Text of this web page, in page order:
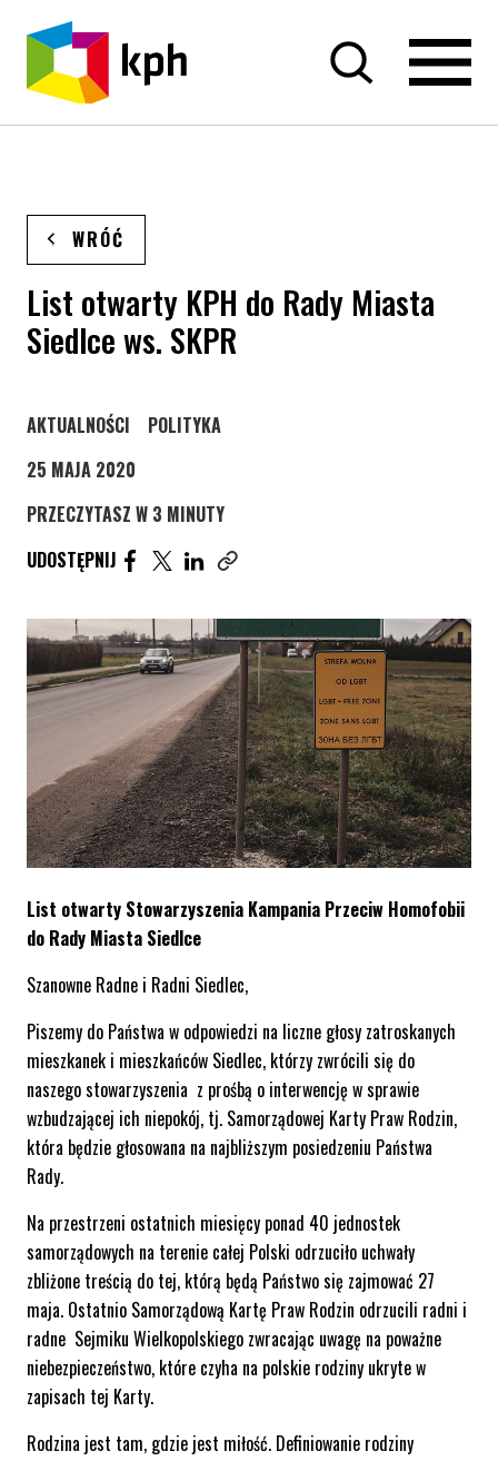
PRZEJDŹ DO TREŚCI
WRÓĆ
List otwarty KPH do Rady Miasta
Siedlce ws. SKPR
STRONA KATEGORII WPISÓW
AKTUALNOŚCI STRONA KATEGORII WPISÓW
POLITYKA
25 MAJA 2020
PRZECZYTASZ W 3 MINUTY
UDOSTĘPNIJ
UDOSTĘPNIJ ARTYKUŁ NA FACEBOOK. STRONA
UDOSTĘPNIJ ARTYKUŁ NA TWITTER.
UDOSTĘPNIJ ARTYKUŁ NA LINKEDIN.
List otwarty Stowarzyszenia Kampania Przeciw Homofobii
do Rady Miasta Siedlce
Szanowne Radne i Radni Siedlec,
Piszemy do Państwa w odpowiedzi na liczne głosy zatroskanych
mieszkanek i mieszkańców Siedlec, którzy zwrócili się do
naszego stowarzyszenia z prośbą o interwencję w sprawie
wzbudzającej ich niepokój, tj. Samorządowej Karty Praw Rodzin,
która będzie głosowana na najbliższym posiedzeniu Państwa
Rady.
Na przestrzeni ostatnich miesięcy ponad 40 jednostek
samorządowych na terenie całej Polski odrzuciło uchwały
zbliżone treścią do tej, którą będą Państwo się zajmować 27
maja. Ostatnio Samorządową Kartę Praw Rodzin odrzucili radni i
radne Sejmiku Wielkopolskiego zwracając uwagę na poważne
niebezpieczeństwo, które czyha na polskie rodziny ukryte w
zapisach tej Karty.
Rodzina jest tam, gdzie jest miłość. Definiowanie rodziny